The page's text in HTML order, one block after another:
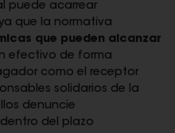
puede acarrear
que la normativa
que pueden alcanzar
efectivo de forma
como el receptor
solidarios de la
denuncie
del plazo